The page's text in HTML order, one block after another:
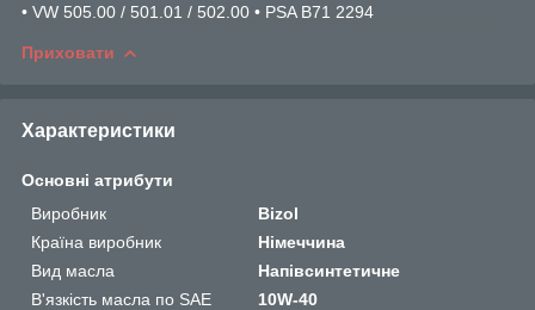
• VW 505.00 / 501.01 / 502.00 • PSA B71 2294
Приховати
Характеристики
Основні атрибути
Виробник
Bizol
Країна виробник
Німеччина
Вид масла
Напівсинтетичне
В'язкість масла по SAE
10W-40